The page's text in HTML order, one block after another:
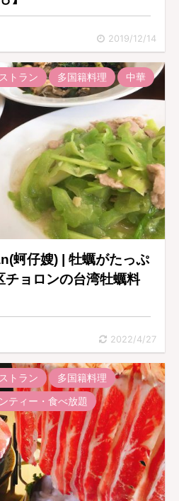
2019/12/14
トラン 多国籍料理 中華
蚵仔嫂) | 牡蠣がたっぷ
チョロンの台湾牡蠣料
2022/4/27
トラン
多国籍料理
ティー・食べ放題